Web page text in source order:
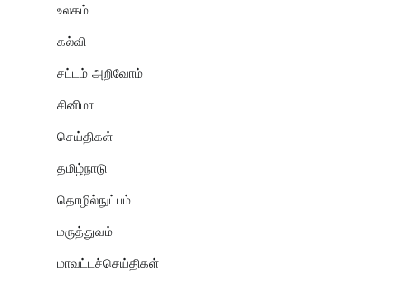
உலகம்
கல்வி
சட்டம் அறிவோம்
சினிமா
செய்திகள்
தமிழ்நாடு
தொழில்நுட்பம்
மருத்துவம்
மாவட்டச்செய்திகள்